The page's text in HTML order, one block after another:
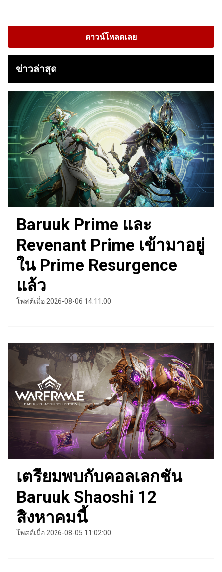
ดาวน์โหลดเลย
ข่าวล่าสุด
Baruuk Prime และ
Revenant Prime เข้ามาอยู่
ใน Prime Resurgence
แล้ว
โพสต์เมื่อ 2026-08-06 14:11:00
เตรียมพบกับคอลเลกชัน
Baruuk Shaoshi 12
สิงหาคมนี้
โพสต์เมื่อ 2026-08-05 11:02:00